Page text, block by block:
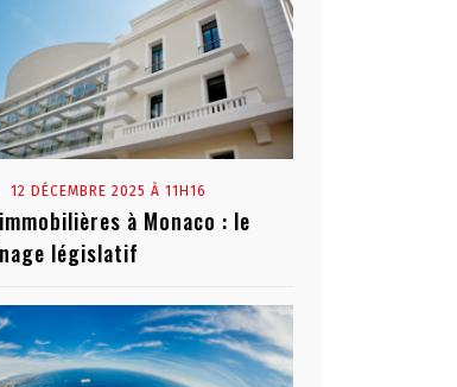
12 DÉCEMBRE 2025 À 11H16
à Monaco : le
législatif